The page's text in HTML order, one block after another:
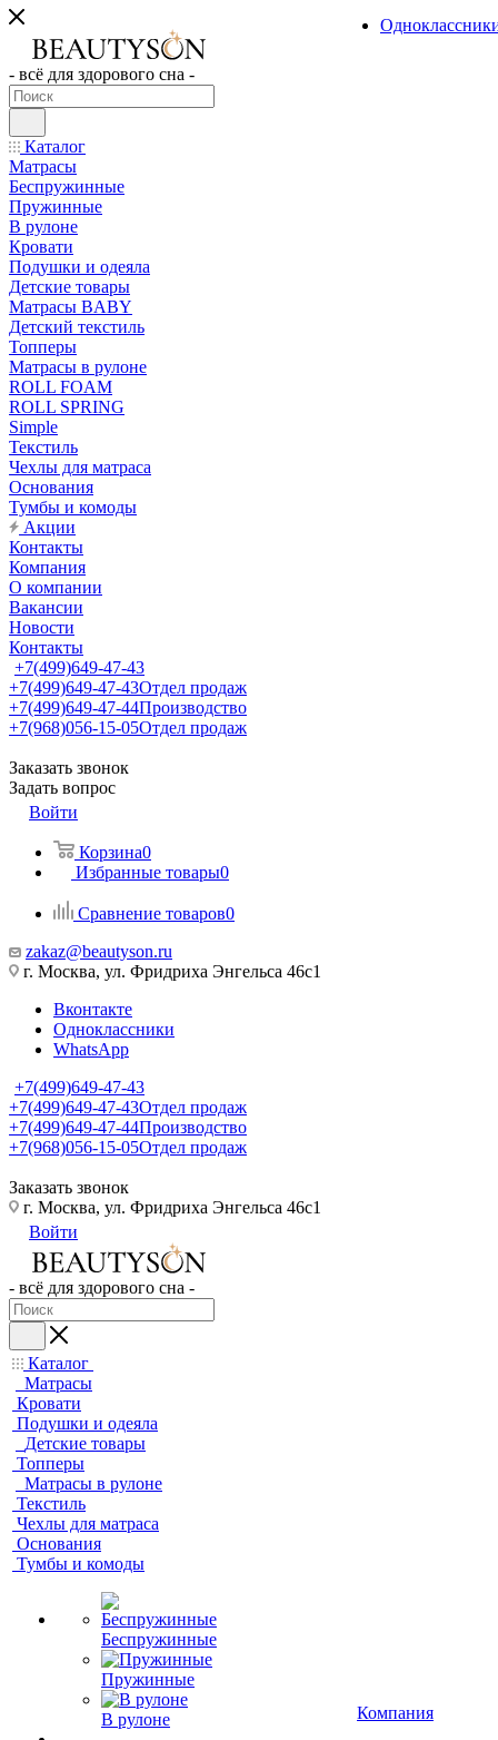
- всё для здорового сна -
Каталог
Матрасы
Беспружинные
Пружинные
В рулоне
Кровати
Подушки и одеяла
Детские товары
Матрасы BABY
Детский текстиль
Топперы
Матрасы в рулоне
ROLL FOAM
ROLL SPRING
Simple
Текстиль
Чехлы для матраса
Основания
Тумбы и комоды
Акции
Контакты
Компания
О компании
Вакансии
Новости
Контакты
+7(499)649-47-43
+7(499)649-47-43Отдел продаж
+7(499)649-47-44Производство
+7(968)056-15-05Отдел продаж
Заказать звонок
Задать вопрос
Войти
Корзина0
Избранные товары0
Сравнение товаров0
zakaz@beautyson.ru
г. Москва, ул. Фридриха Энгельса 46с1
Вконтакте
Одноклассники
WhatsApp
+7(499)649-47-43
+7(499)649-47-43Отдел продаж
+7(499)649-47-44Производство
+7(968)056-15-05Отдел продаж
Заказать звонок
г. Москва, ул. Фридриха Энгельса 46с1
Войти
- всё для здорового сна -
Каталог
Матрасы
Кровати
Подушки и одеяла
Детские товары
Топперы
Матрасы в рулоне
Текстиль
Чехлы для матраса
Основания
Тумбы и комоды
Беспружинные
Пружинные
В рулоне
Компания